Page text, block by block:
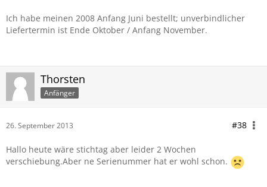
Ich habe meinen 2008 Anfang Juni bestellt; unverbindlicher
Liefertermin ist Ende Oktober / Anfang November.
Thorsten
Anfänger
26. September 2013 #38
Hallo heute wäre stichtag aber leider 2 Wochen
verschiebung.Aber ne Serienummer hat er wohl schon.